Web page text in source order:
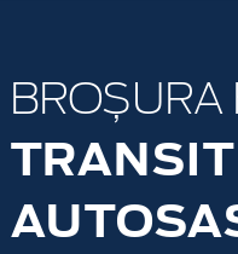
BROȘURA
TRANSIT